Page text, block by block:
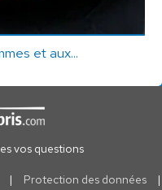
et aux...
vos questions
| Protection des données |